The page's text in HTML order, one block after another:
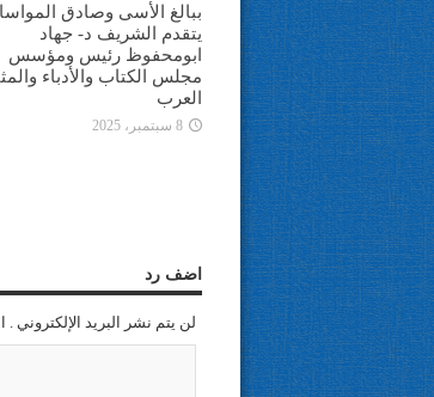
ببالغ الأسى وصادق
يتقدم الشريف د- جهاد
ابومحفوظ رئيس ومؤسس
مجلس الكتاب والأدباء
العرب
8 سبتمبر، 2025
اضف رد
لن يتم نشر البريد الإلكتروني